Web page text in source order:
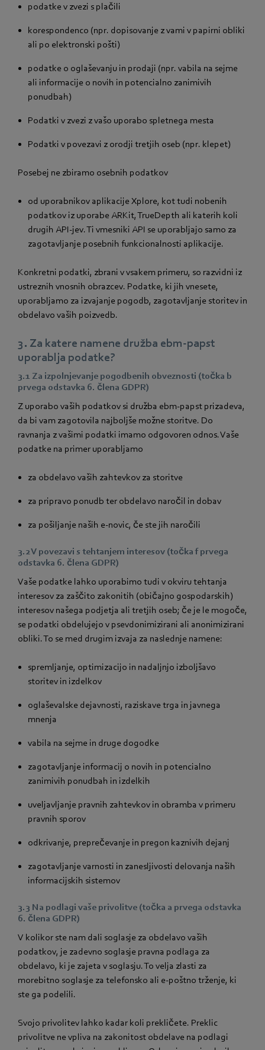
podatke v zvezi s plačili
korespondenco (npr. dopisovanje z vami v papirni obliki
ali po elektronski pošti)
podatke o oglaševanju in prodaji (npr. vabila na sejme
ali informacije o novih in potencialno zanimivih
ponudbah)
Podatki v zvezi z vašo uporabo spletnega mesta
Podatki v povezavi z orodji tretjih oseb (npr. klepet)
Posebej ne zbiramo osebnih podatkov
od uporabnikov aplikacije Xplore, kot tudi nobenih
podatkov iz uporabe ARKit, TrueDepth ali katerih koli
drugih API-jev. Ti vmesniki API se uporabljajo samo za
zagotavljanje posebnih funkcionalnosti aplikacije.
Konkretni podatki, zbrani v vsakem primeru, so razvidni iz
ustreznih vnosnih obrazcev. Podatke, ki jih vnesete,
uporabljamo za izvajanje pogodb, zagotavljanje storitev in
obdelavo vaših poizvedb.
3. Za katere namene družba ebm‑papst
uporablja podatke?
3.1 Za izpolnjevanje pogodbenih obveznosti (točka b
prvega odstavka 6. člena GDPR)
Z uporabo vaših podatkov si družba ebm‑papst prizadeva,
da bi vam zagotovila najboljše možne storitve. Do
ravnanja z vašimi podatki imamo odgovoren odnos. Vaše
podatke na primer uporabljamo
za obdelavo vaših zahtevkov za storitve
za pripravo ponudb ter obdelavo naročil in dobav
za pošiljanje naših e-novic, če ste jih naročili
3.2 V povezavi s tehtanjem interesov (točka f prvega
odstavka 6. člena GDPR)
Vaše podatke lahko uporabimo tudi v okviru tehtanja
interesov za zaščito zakonitih (običajno gospodarskih)
interesov našega podjetja ali tretjih oseb; če je le mogoče,
se podatki obdelujejo v psevdonimizirani ali anonimizirani
obliki. To se med drugim izvaja za naslednje namene:
spremljanje, optimizacijo in nadaljnjo izboljšavo
storitev in izdelkov
oglaševalske dejavnosti, raziskave trga in javnega
mnenja
vabila na sejme in druge dogodke
zagotavljanje informacij o novih in potencialno
zanimivih ponudbah in izdelkih
uveljavljanje pravnih zahtevkov in obramba v primeru
pravnih sporov
odkrivanje, preprečevanje in pregon kaznivih dejanj
zagotavljanje varnosti in zanesljivosti delovanja naših
informacijskih sistemov
3.3 Na podlagi vaše privolitve (točka a prvega odstavka
6. člena GDPR)
V kolikor ste nam dali soglasje za obdelavo vaših
podatkov, je zadevno soglasje pravna podlaga za
obdelavo, ki je zajeta v soglasju. To velja zlasti za
morebitno soglasje za telefonsko ali e-poštno trženje, ki
ste ga podelili.
Svojo privolitev lahko kadar koli prekličete. Preklic
privolitve ne vpliva na zakonitost obdelave na podlagi